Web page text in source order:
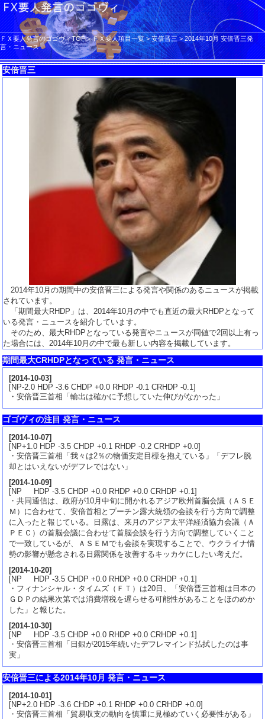
ＦＸ要人発言のゴゴヴィTOP>ＦＸ要人項目一覧>安倍晋三>2014年10月 安倍晋三発
言・ニュース
安倍晋三
2014年10月の期間中の安倍晋三による発言や関係のあるニュースが掲載
されています。
「期間最大RHDP」は、2014年10月の中でも直近の最大RHDPとなって
いる発言・ニュースを紹介しています。
そのため、最大RHDPとなっている発言やニュースが同値で2回以上有っ
た場合には、2014年10月の中で最も新しい内容を掲載しています。
期間最大CRHDPとなっている 発言・ニュース
[2014-10-03]
[NP-2.0 HDP -3.6 CHDP +0.0 RHDP -0.1 CRHDP -0.1]
・安倍晋三首相「輸出は確かに予想していた伸びがなかった」
ゴゴヴィの注目 発言・ニュース
[2014-10-07]
[NP+1.0 HDP -3.5 CHDP +0.1 RHDP -0.2 CRHDP +0.0]
・安倍晋三首相「我々は2％の物価安定目標を抱えている」「デフレ脱
却とはいえないがデフレではない」
[2014-10-09]
[NP HDP -3.5 CHDP +0.0 RHDP +0.0 CRHDP +0.1]
・共同通信は、政府が10月中旬に開かれるアジア欧州首脳会議（ＡＳＥ
Ｍ）に合わせて、安倍首相とプーチン露大統領の会談を行う方向で調整
に入ったと報じている。日露は、来月のアジア太平洋経済協力会議（Ａ
ＰＥＣ）の首脳会議に合わせて首脳会談を行う方向で調整していくこと
で一致しているが、ＡＳＥＭでも会談を実現することで、ウクライナ情
勢の影響が懸念される日露関係を改善するキッカケにしたい考えだ。
[2014-10-20]
[NP HDP -3.5 CHDP +0.0 RHDP +0.0 CRHDP +0.1]
・フィナンシャル・タイムズ（ＦＴ）は20日、「安倍晋三首相は日本の
ＧＤＰの結果次第では消費増税を遅らせる可能性があることをほのめか
した」と報じた。
[2014-10-30]
[NP HDP -3.5 CHDP +0.0 RHDP +0.0 CRHDP +0.1]
・安倍晋三首相「日銀が2015年続いたデフレマインド払拭したのは事
実」
安倍晋三による2014年10月 発言・ニュース
[2014-10-01]
[NP+2.0 HDP -3.6 CHDP +0.1 RHDP +0.0 CRHDP +0.0]
・安倍晋三首相「貿易収支の動向を慎重に見極めていく必要性がある」